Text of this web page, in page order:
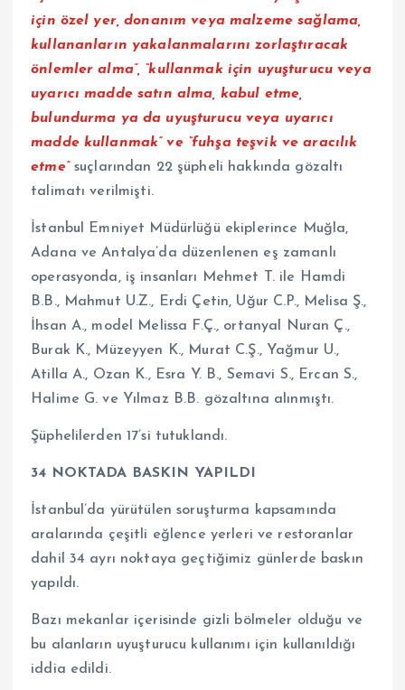
için özel yer, donanım veya malzeme sağlama,
kullananların yakalanmalarını zorlaştıracak
önlemler alma”, “kullanmak için uyuşturucu veya
uyarıcı madde satın alma, kabul etme,
bulundurma ya da uyuşturucu veya uyarıcı
madde kullanmak” ve “fuhşa teşvik ve aracılık
etme”suçlarından 22 şüpheli hakkında gözaltı
talimatı verilmişti.
İstanbul Emniyet Müdürlüğü ekiplerince Muğla,
Adana ve Antalya’da düzenlenen eş zamanlı
operasyonda, iş insanları Mehmet T. ile Hamdi
B.B., Mahmut U.Z., Erdi Çetin, Uğur C.P., Melisa Ş.,
İhsan A., model Melissa F.Ç., ortanyal Nuran Ç.,
Burak K., Müzeyyen K., Murat C.Ş., Yağmur U.,
Atilla A., Ozan K., Esra Y. B., Semavi S., Ercan S.,
Halime G. ve Yılmaz B.B. gözaltına alınmıştı.
Şüphelilerden 17’si tutuklandı.
34 NOKTADA BASKIN YAPILDI
İstanbul’da yürütülen soruşturma kapsamında
aralarında çeşitli eğlence yerleri ve restoranlar
dahil 34 ayrı noktaya geçtiğimiz günlerde baskın
yapıldı.
Bazı mekanlar içerisinde gizli bölmeler olduğu ve
bu alanların uyuşturucu kullanımı için kullanıldığı
iddia edildi.